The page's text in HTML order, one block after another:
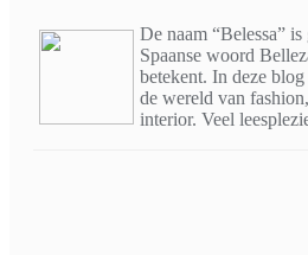
De naam “Belessa” is
Spaanse woord
betekent. In deze
de wereld van
interior. Veel